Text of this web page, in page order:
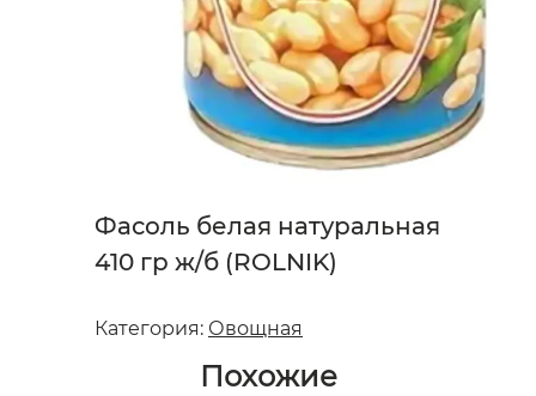
Фасоль белая натуральная
410 гр ж/б (ROLNIK)
Категория: Овощная
Похожие